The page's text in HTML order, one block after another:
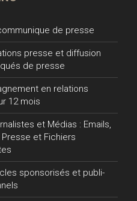
de presse
presse et diffusion
de presse
en relations
12 mois
et Médias : Emails,
et Fichiers
sponsorisés et publi-